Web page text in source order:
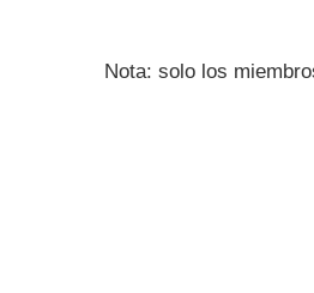
Nota: solo los